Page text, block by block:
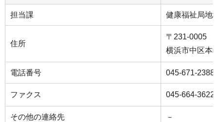
担当課 健康福祉局地
住所
〒231-0005
横浜市中区本
電話番号 045-671-2388
ファクス 045-664-3622
その他の連絡先 －